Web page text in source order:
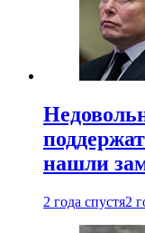
нашли
2 года спустя2